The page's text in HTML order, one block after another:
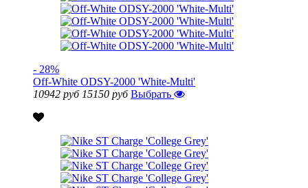
- 28%
Off-White ODSY-2000 'White-Multi'
10942 руб 15150 руб Выбрать